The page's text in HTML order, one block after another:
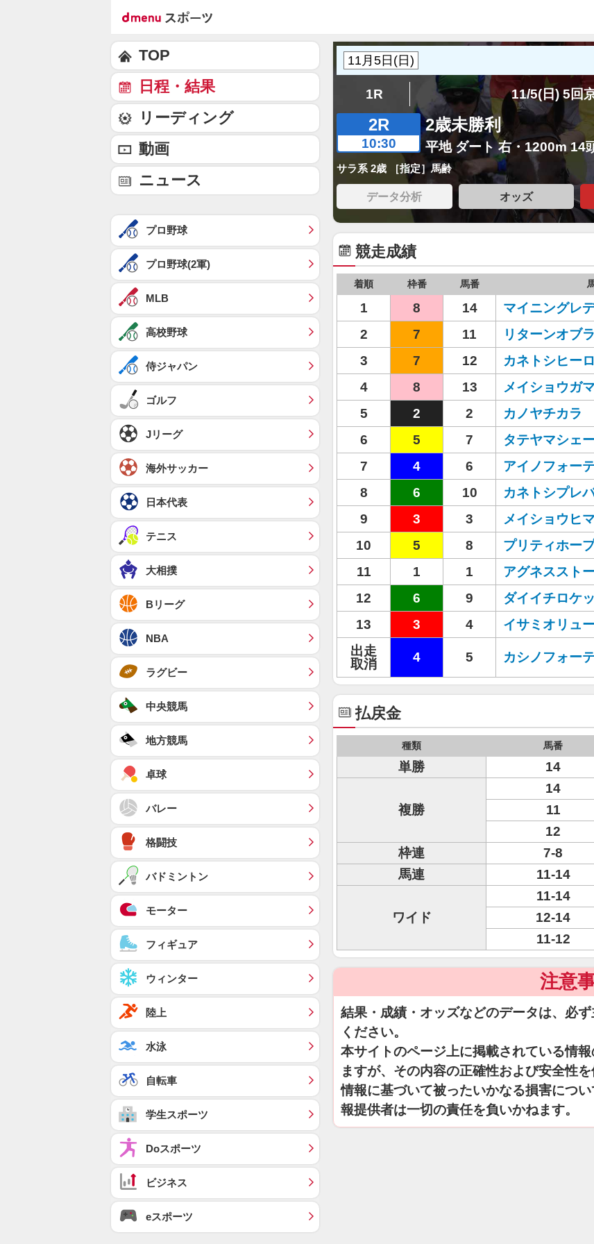
1R 11/5(日) 5回
2R
10:30
2歳未勝利
平地 ダート 右・1200m 14
サラ系 2歳 ［指定］馬齢
データ分析 オッズ
競走成績
着順 枠番 馬番
1 8 14 マイニングレ
2
7 11 リターンオブ
3
7 12 カネトシヒー
4
8 13 メイショウガ
5
2 2 カノヤチカラ
6
5 7 タテヤマシェ
7
4 6 アイノフォー
8
6 10 カネトシプレ
9
3 3 メイショウヒ
10
5 8 プリティホー
11
1 1 アグネススト
12
6 9 ダイイチロケ
13
3 4 イサミオリュー
出走
取消
4 5 カシノフォー
払戻金
種類 馬番
単勝 14
複勝
14
11
12
枠連
7-8
馬連
11-14
ワイド
11-14
12-14
11-12
注意
結果・成績・オッズなどのデータは、必
ください。
本サイトのページ上に掲載されている情
ますが、その内容の正確性および安全性
情報に基づいて被ったいかなる損害につ
報提供者は一切の責任を負いかねます。
TOP
日程・結果
リーディング
動画
ニュース
プロ野球
プロ野球(2軍)
MLB
高校野球
侍ジャパン
ゴルフ
Jリーグ
海外サッカー
日本代表
テニス
大相撲
Bリーグ
NBA
ラグビー
中央競馬
地方競馬
卓球
バレー
格闘技
バドミントン
モーター
フィギュア
ウィンター
陸上
水泳
自転車
学生スポーツ
Doスポーツ
ビジネス
eスポーツ